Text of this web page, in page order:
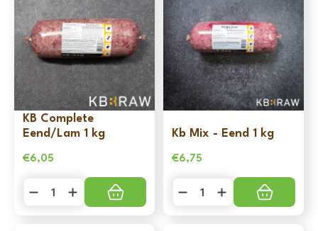
KB Complete
Eend/Lam 1 kg
€6,05
Complete
Kb Mix - Eend 1 kg
€6,75
Mix